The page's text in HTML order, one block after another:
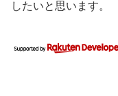
したいと思います。